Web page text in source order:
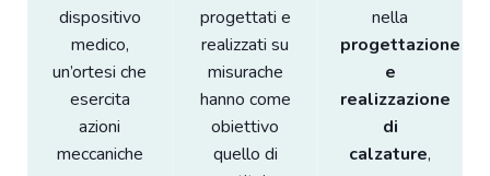
dispositivo
medico,
un’ortesi che
esercita
azioni
meccaniche
progettati e
realizzati su
misurache
hanno come
obiettivo
quello di
nella
progettazione
e
realizzazione
di
calzature,